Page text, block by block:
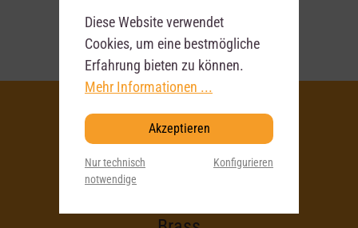
Ansprechpartner
Diese Website verwendet
Cookies, um eine bestmögliche
Erfahrung bieten zu können.
Mehr Informationen ...
Akzeptieren
Nur technisch
notwendige
Konfigurieren